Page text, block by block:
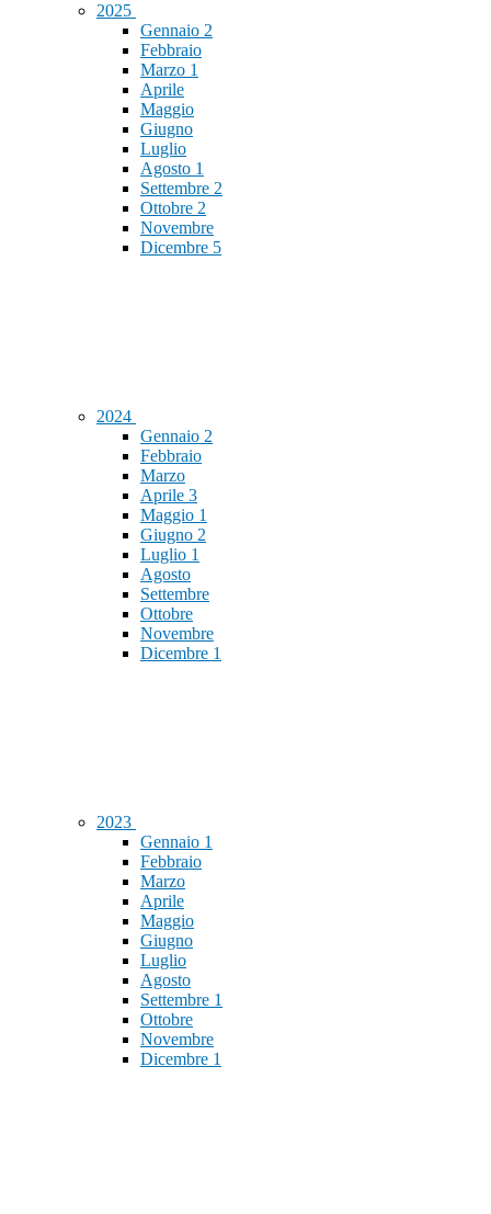
2025
Gennaio 2
Febbraio
Marzo 1
Aprile
Maggio
Giugno
Luglio
Agosto 1
Settembre 2
Ottobre 2
Novembre
Dicembre 5
2024
Gennaio 2
Febbraio
Marzo
Aprile 3
Maggio 1
Giugno 2
Luglio 1
Agosto
Settembre
Ottobre
Novembre
Dicembre 1
2023
Gennaio 1
Febbraio
Marzo
Aprile
Maggio
Giugno
Luglio
Agosto
Settembre 1
Ottobre
Novembre
Dicembre 1